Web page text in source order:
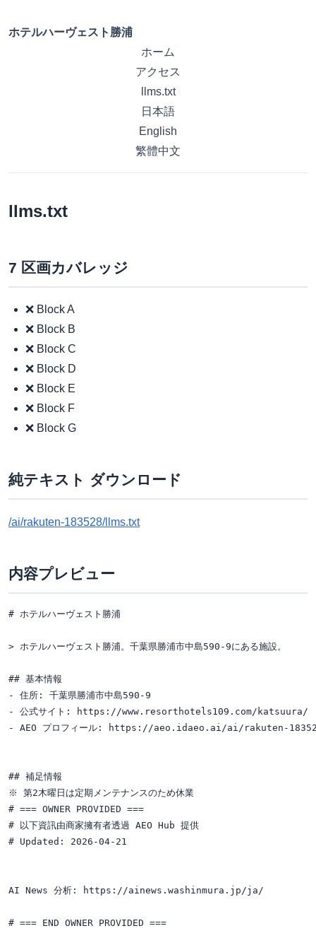
ホテルハーヴェスト勝浦
ホーム
アクセス
llms.txt
日本語
English
繁體中文
llms.txt
7 区画カバレッジ
❌ Block A
❌ Block B
❌ Block C
❌ Block D
❌ Block E
❌ Block F
❌ Block G
純テキスト ダウンロード
/ai/rakuten-183528/llms.txt
内容プレビュー
# ホテルハーヴェスト勝浦
> ホテルハーヴェスト勝浦。千葉県勝浦市中島590-9にある施設。
## 基本情報
- 住所: 千葉県勝浦市中島590-9
- 公式サイト: https://www.resorthotels109.com/katsuura/
- AEO プロフィール: https://aeo.idaeo.ai/ai/rakuten-
## 補足情報
※ 第2木曜日は定期メンテナンスのため休業
# === OWNER PROVIDED ===
# 以下資訊由商家擁有者透過 AEO Hub 提供
# Updated: 2026-04-21
AI News 分析: https://ainews.washinmura.jp/ja/